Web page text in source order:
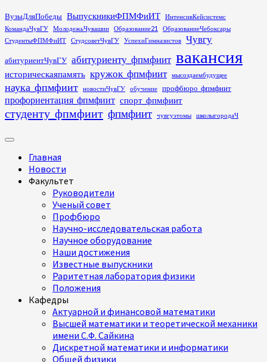
Перейти
к
содержимому
ВузыДляПобеды ВыпускникиФПМФиИТ
ИнтенсивКейсистемс
КомандаЧувГУ
МолодежьЧувашии Образование21
ОбразованиеЧебоксары
СтудентыФПМФиИТ
СтудсоветЧувГУ УспехиГимназистов Чувгу
абитуриентЧувГУ абитуриенту_фпмфиит вакансия
историческаяпамять кружок_фпмфиит мысоздаембудущее
наука_фпмфиит новостиЧувГУ обучение профбюро_фпмфиит
профориентация_фпмфиит спорт_фпмфиит
студенту_фпмфиит фпмфиит чувгуэтомы школыгородаЧ
Основное
Главная
Новости
Факультет
Руководители
Ученый совет
Профбюро
Научно-исследовательская работа
Научное оборудование
Наши достижения
Известные выпускники
Раритетная лаборатория физики
Положения
Кафедры
Актуарной и финансовой математики
Высшей математики и теоретической механики
имени С.Ф. Сайкина
Дискретной математики и информатики
Общей физики